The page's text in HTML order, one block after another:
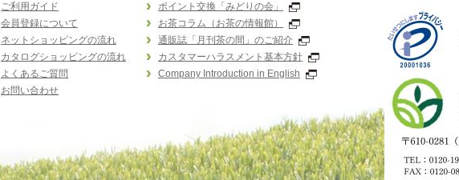
ご利用ガイド
会員登録について
ネットショッピングの流れ
カタログショッピングの流れ
よくあるご質問
お問い合わせ
ポイント交換「みどりの会」
お茶コラム（お茶の情報館）
通販誌「月刊茶の間」のご紹介
カスタマーハラスメント基本方針
Company Introduction in English